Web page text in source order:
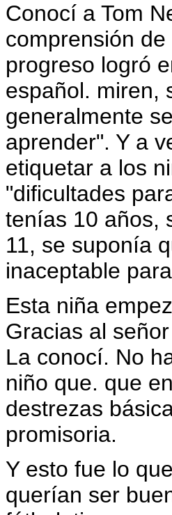
Conocí a Tom
comprensión
progreso logró
español. miren,
generalmente
aprender". Y a
etiquetar a los
"dificultades
tenías 10 años,
11, se suponía
inaceptable
Esta niña
Gracias al
La conocí. No
niño que. que
destrezas
promisoria.
Y esto fue lo
querían ser